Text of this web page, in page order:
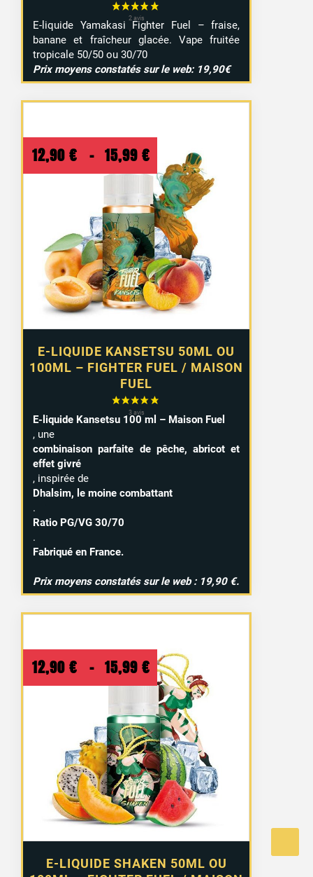
E-liquide Yamakasi Fighter Fuel – fraise,
banane et fraîcheur glacée. Vape fruitée
tropicale 50/50 ou 30/70
Prix moyens constatés sur le web: 19,90€
E-LIQUIDE KANSETSU 50ML OU
100ML – FIGHTER FUEL / MAISON
FUEL
12,90 € – 15,99 €
Plage
de
prix :
12,90 €
à
15,99 €
E-liquide Kansetsu 100 ml – Maison Fuel
, une
combinaison parfaite de pêche, abricot et
effet givré
, inspirée de
Dhalsim, le moine combattant
.
Ratio PG/VG 30/70
.
Fabriqué en France.
Prix moyens constatés sur le web : 19,90 €.
E-LIQUIDE SHAKEN 50ML OU
12,90 € – 15,99 € Plage
de
prix :
12,90 €
à
15,99 €